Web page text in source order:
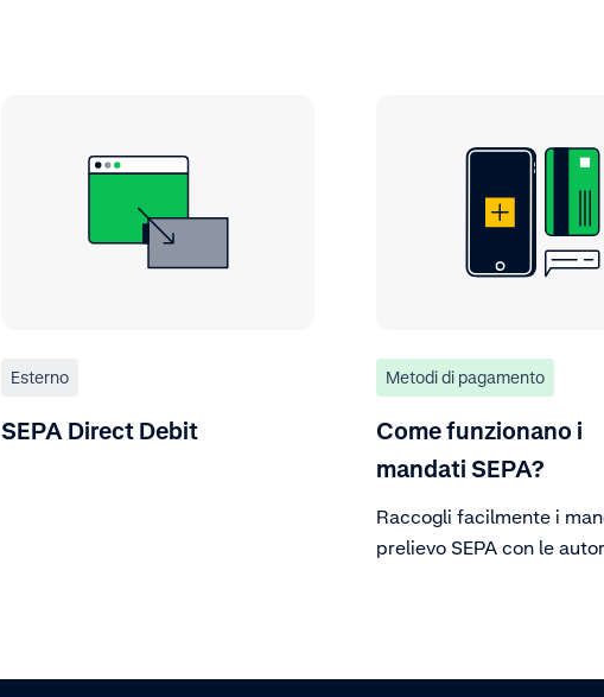
Esterno
SEPA Direct Debit
Metodi di pagamento
Come funzionano i
mandati SEPA?
Raccogli facilmente i
prelievo SEPA con le